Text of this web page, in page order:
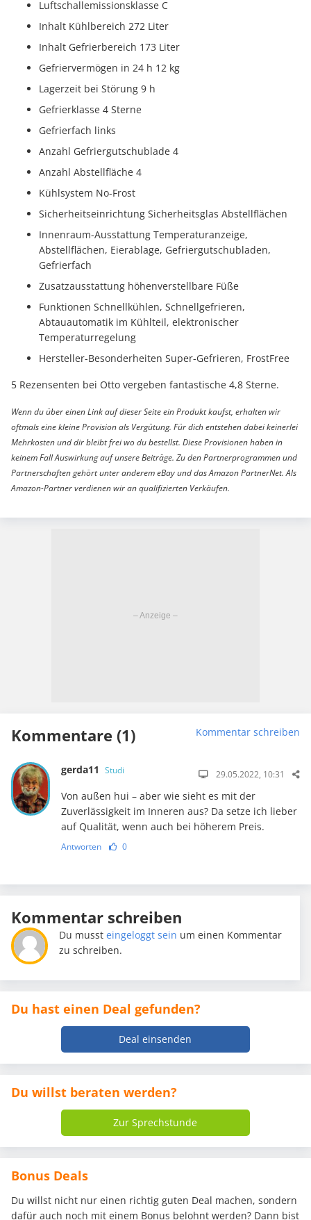
Luftschallemissionsklasse C
Inhalt Kühlbereich 272 Liter
Inhalt Gefrierbereich 173 Liter
Gefriervermögen in 24 h 12 kg
Lagerzeit bei Störung 9 h
Gefrierklasse 4 Sterne
Gefrierfach links
Anzahl Gefriergutschublade 4
Anzahl Abstellfläche 4
Kühlsystem No-Frost
Sicherheitseinrichtung Sicherheitsglas Abstellflächen
Innenraum-Ausstattung Temperaturanzeige,
Abstellflächen, Eierablage, Gefriergutschubladen,
Gefrierfach
Zusatzausstattung höhenverstellbare Füße
Funktionen Schnellkühlen, Schnellgefrieren,
Abtauautomatik im Kühlteil, elektronischer
Temperaturregelung
Hersteller-Besonderheiten Super-Gefrieren, FrostFree
5 Rezensenten bei Otto vergeben fantastische 4,8 Sterne.
Wenn du über einen Link auf dieser Seite ein Produkt kaufst, erhalten wir
oftmals eine kleine Provision als Vergütung. Für dich entstehen dabei keinerlei
Mehrkosten und dir bleibt frei wo du bestellst. Diese Provisionen haben in
keinem Fall Auswirkung auf unsere Beiträge. Zu den Partnerprogrammen und
Partnerschaften gehört unter anderem eBay und das Amazon PartnerNet. Als
Amazon-Partner verdienen wir an qualifizierten Verkäufen.
Kommentare (1) Kommentar schreiben
gerda11 Studi 29.05.2022, 10:31
Von außen hui – aber wie sieht es mit der
Zuverlässigkeit im Inneren aus? Da setze ich lieber
auf Qualität, wenn auch bei höherem Preis.
Antworten 0
Kommentar schreiben
Du mussteingeloggt sein um einen Kommentar
zu schreiben.
Du hast einen Deal gefunden?
Deal einsenden
Du willst beraten werden?
Zur Sprechstunde
Bonus Deals
Du willst nicht nur einen richtig guten Deal machen, sondern
dafür auch noch mit einem Bonus belohnt werden? Dann bist